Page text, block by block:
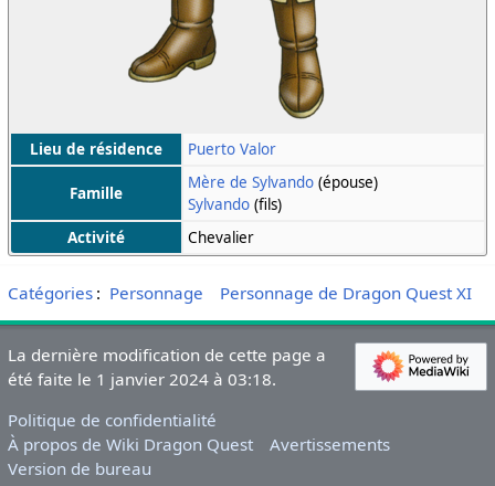
Lieu de résidence Puerto Valor
Famille
Mère de Sylvando (épouse)
Sylvando (fils)
Activité
Chevalier
Catégories: Personnage Personnage de Dragon Quest XI
La dernière modification de cette page a
été faite le 1 janvier 2024 à 03:18.
Politique de confidentialité
À propos de Wiki Dragon Quest
Avertissements
Version de bureau